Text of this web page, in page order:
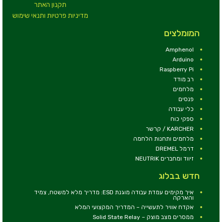
תקנון האתר
מדיניות פרטיות ותנאי שימוש
המומלצים
Amphenol
Arduino
Raspberry Pi
רב מודד
מלחמים
פנסים
כלי עבודה
ספקי כוח
KARCHER / קרשר
מלחמים ותחנות הלחמה
דרמל DREMEL
זיווד ומחברים NEUTRIK
חדש בבלוג
איך מקימים עמדת עבודה מוגנת ESD: מדריך מלא למשטח, צמיד
והארקה
אקדח אוויר לתעשייה – המדריך המקצועי המלא
ממסרים מצב מוצק – Solid State Relay